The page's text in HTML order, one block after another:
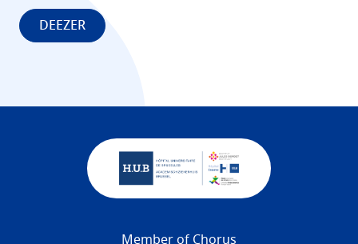
DEEZER
Member of Chorus